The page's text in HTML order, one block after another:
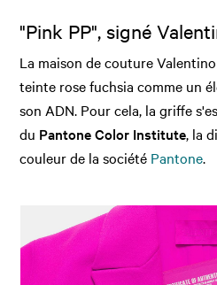
"Pink PP", signé
La maison de couture
teinte rose fuchsia comme un
son ADN. Pour cela, la griffe
du Pantone Color Institute, la
couleur de la société Pantone.